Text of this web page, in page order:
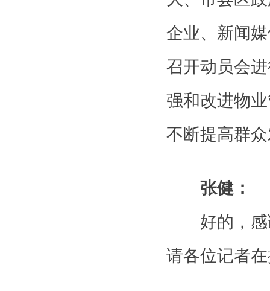
企业、新闻
召开动员会
强和改进物
不断提高群
张健：
好的，感
请各位记者